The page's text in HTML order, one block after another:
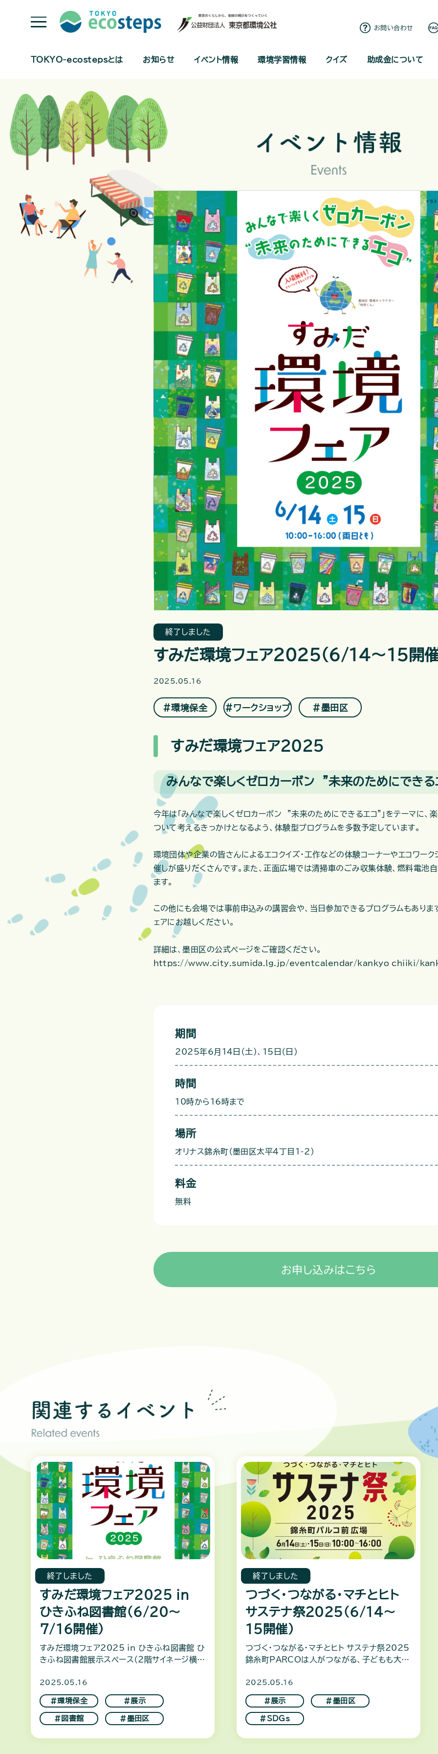
お問い合わせ
TOKYO-ecostepsとは お知らせ イベント情報 環境学習情報 クイズ 助成金について
終了しました
すみだ環境フェア2025（6/14～15開催
2025.05.16
＃環境保全 ＃ワークショップ ＃墨田区
すみだ環境フェア2025
みんなで楽しくゼロカーボン ”未来のためにできる
今年は「みんなで楽しくゼロカーボン ”未来のためにできるエコ”」をテーマに、
ついて考えるきっかけとなるよう、体験型プログラムを多数予定しています。
環境団体や企業の皆さんによるエコクイズ・工作などの体験コーナーやエコワーク
催しが盛りだくさんです。また、正面広場では清掃車のごみ収集体験、燃料電池
ます。
この他にも会場では事前申込みの講習会や、当日参加できるプログラムもありま
ェアにお越しください。
詳細は、墨田区の公式ページをご確認ください。
https://www.city.sumida.lg.jp/eventcalendar/kankyo_chiiki/
期間
2025年6月14日（土）、15日（日）
時間
10時から16時まで
場所
オリナス錦糸町（墨田区太平4丁目1-2）
料金
無料
お申し込みはこちら
終了しました
すみだ環境フェア2025 in
ひきふね図書館（6/20～
7/16開催）
すみだ環境フェア2025 in ひきふね図書館 ひ
きふね図書館展示スペース（２階サイネージ横）
する掲示、カラスの巣の展示、雨水タンクの展示
がありますので
2025.05.16
＃環境保全 ＃展示
＃図書館 ＃墨田区
終了しました
つづく・つながる・マチとヒト
サステナ祭2025（6/14～
15開催）
つづく・つながる・マチとヒト サステナ祭2025
錦糸町PARCOは人がつながる、子どもも大人
します 錦糸町PARCO・東京楽天地 （東京都墨
田区
2025.05.16
＃展示 ＃墨田区
＃SDGs